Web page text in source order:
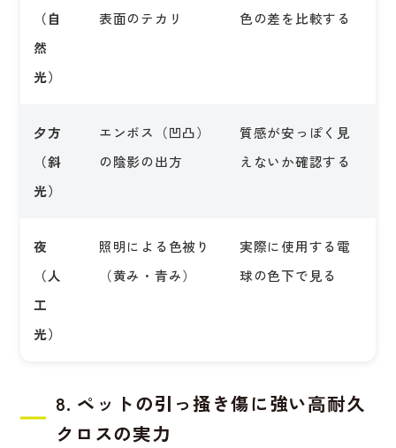
（自
然
光）
表面のテカリ
色の差を比較する
夕方
（斜
光）
エンボス（凹凸）
の陰影の出方
質感が安っぽく見
えないか確認する
夜
（人
工
光）
照明による色被り
（黄み・青み）
実際に使用する電
球の色下で見る
8. ペットの引っ掻き傷に強い高耐久
クロスの実力